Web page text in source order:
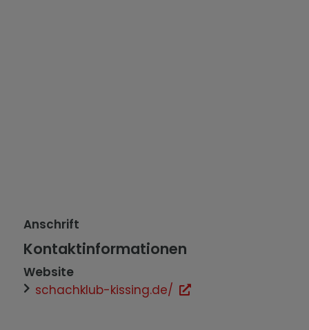
Anschrift
Kontaktinformationen
Website
schachklub-kissing.de/